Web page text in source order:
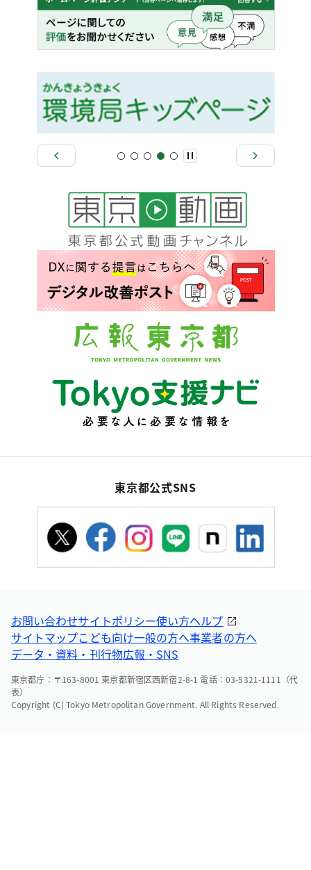
東京都公式SNS
お問い合わせサイトポリシー使い方ヘルプ
サイトマップこども向け一般の方へ事業者の方へ
データ・資料・刊行物広報・SNS
東京都庁：〒163-8001 東京都新宿区西新宿2-8-1 電話：03-5321-1111（代
表）
Copyright (C) Tokyo Metropolitan Government. All Rights Reserved.